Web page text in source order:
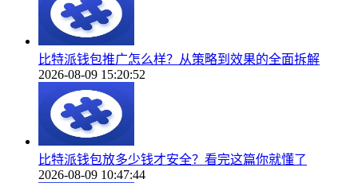
比特派钱包推广怎么样？从策略到效果的全面拆解
2026-08-09 15:20:52
比特派钱包放多少钱才安全？看完这篇你就懂了
2026-08-09 10:47:44